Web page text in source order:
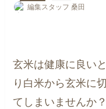
編集スタッフ 桑田
玄米は健康に良い
り白米から玄米に
てしまいませんか？